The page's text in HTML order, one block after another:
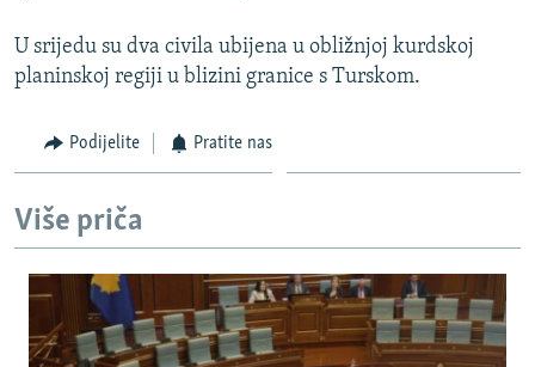
U srijedu su dva civila ubijena u obližnjoj kurdskoj
planinskoj regiji u blizini granice s Turskom.
Podijelite Pratite nas
Više priča